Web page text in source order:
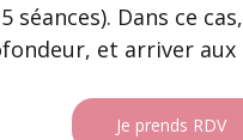
séances). Dans ce
et arriver aux
Je prends RDV